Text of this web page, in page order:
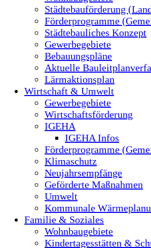
Städtebauförderung
Förderprogramme
Städtebauliches Konzept
Gewerbegebiete
Bebauungspläne
Aktuelle
Lärmaktionsplan
Wirtschaft & Umwelt
Gewerbegebiete
Wirtschaftsförderung
IGEHA
IGEHA Infos
Förderprogramme
Klimaschutz
Neujahrsempfänge
Geförderte Maßnahmen
Umwelt
Kommunale
Familie & Soziales
Wohnbaugebiete
Kindertagesstätten &